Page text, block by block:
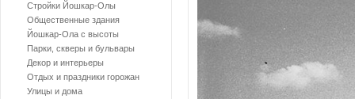
Стройки Йошкар-Олы
Общественные здания
Йошкар-Ола с высоты
Парки, скверы и бульвары
Декор и интерьеры
Отдых и праздники горожан
Улицы и дома